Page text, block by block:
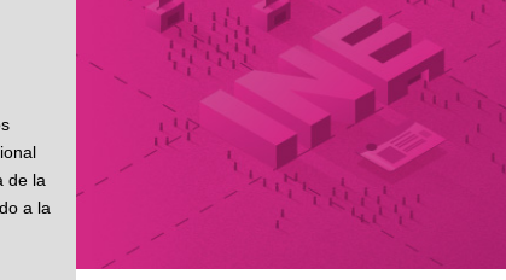
de la
a la